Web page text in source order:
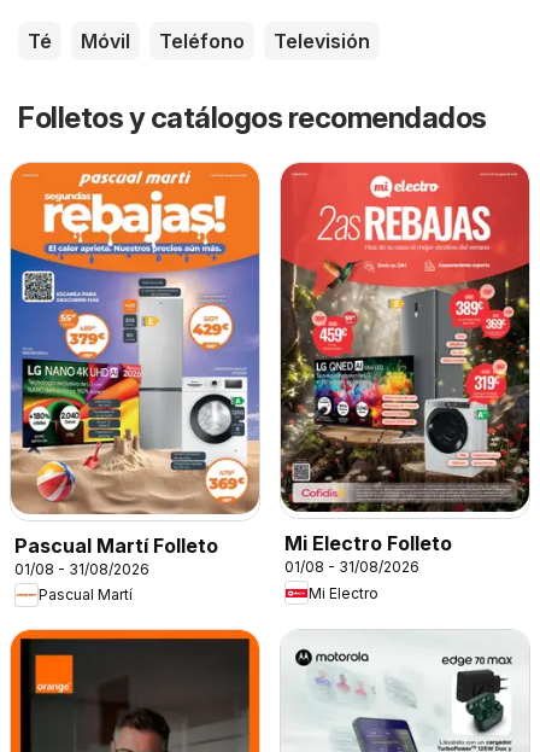
Té Móvil Teléfono Televisión
Folletos y catálogos recomendados
Pascual Martí Folleto
01/08 - 31/08/2026
Pascual Martí
Mi Electro Folleto
01/08 - 31/08/2026
Mi Electro